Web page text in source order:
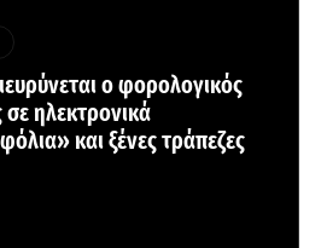
ο φορολογικός
σε ηλεκτρονικά
και ξένες τράπεζες